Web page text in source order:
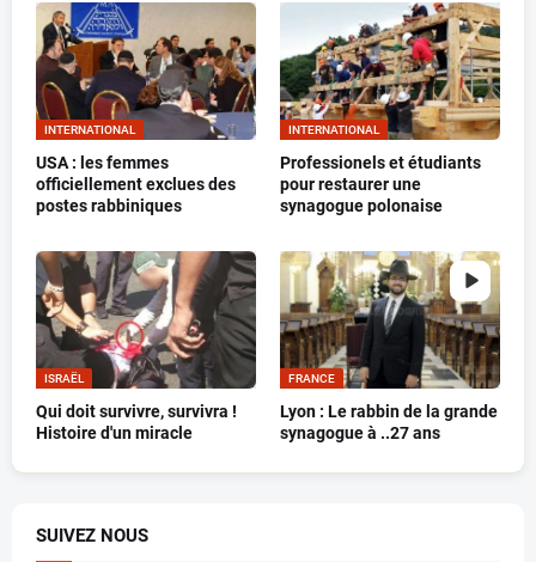
INTERNATIONAL
USA : les femmes
officiellement exclues des
postes rabbiniques
INTERNATIONAL
Professionels et étudiants
pour restaurer une
synagogue polonaise
ISRAËL
Qui doit survivre, survivra !
Histoire d'un miracle
FRANCE
Lyon : Le rabbin de la grande
synagogue à ..27 ans
SUIVEZ NOUS